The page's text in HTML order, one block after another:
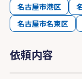
名古屋市港区
名古屋市名東区
依頼内容